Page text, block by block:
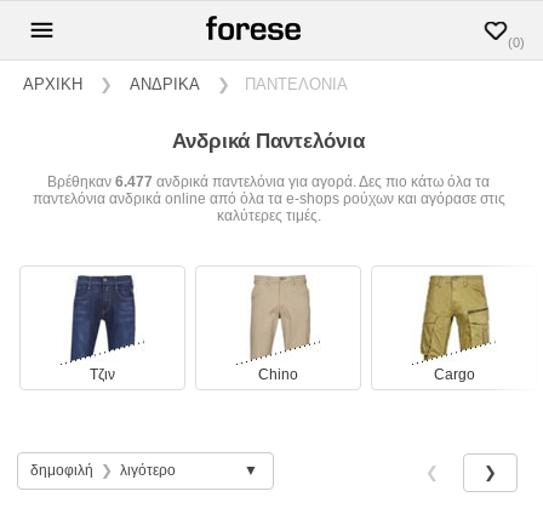
(0)
ΑΡΧΙΚΗ ❯ ΑΝΔΡΙΚΑ ❯ ΠΑΝΤΕΛΟΝΙΑ
Ανδρικά Παντελόνια
Βρέθηκαν6.477 ανδρικά παντελόνια για αγορά. Δες πιο κάτω όλα τα
παντελόνια ανδρικά online από όλα τα e-shops ρούχων και αγόρασε στις
καλύτερες τιμές.
Τζιν Chino Cargo
δημοφιλή ❯ λιγότερο ❮ ❯